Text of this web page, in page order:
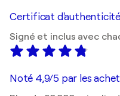
Certificat d'authenticité
Signé et inclus avec
Noté 4,9/5 par les